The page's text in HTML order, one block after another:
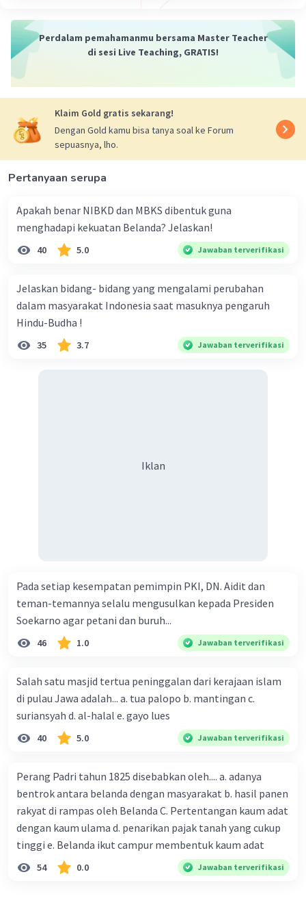
Perdalam pemahamanmu bersama Master Teacher
di sesi Live Teaching, GRATIS!
Klaim Gold gratis sekarang!
Dengan Gold kamu bisa tanya soal ke Forum
sepuasnya, lho.
Pertanyaan serupa
Apakah benar NIBKD dan MBKS dibentuk guna
menghadapi kekuatan Belanda? Jelaskan!
40 5.0 Jawaban terverifikasi
Jelaskan bidang- bidang yang mengalami perubahan
dalam masyarakat Indonesia saat masuknya pengaruh
Hindu-Budha !
35 3.7 Jawaban terverifikasi
Iklan
Pada setiap kesempatan pemimpin PKI, DN. Aidit dan
teman-temannya selalu mengusulkan kepada Presiden
Soekarno agar petani dan buruh...
46 1.0 Jawaban terverifikasi
Salah satu masjid tertua peninggalan dari kerajaan islam
di pulau Jawa adalah... a. tua palopo b. mantingan c.
suriansyah d. al-halal e. gayo lues
40 5.0 Jawaban terverifikasi
Perang Padri tahun 1825 disebabkan oleh.... a. adanya
bentrok antara belanda dengan masyarakat b. hasil panen
rakyat di rampas oleh Belanda C. Pertentangan kaum adat
dengan kaum ulama d. penarikan pajak tanah yang cukup
tinggi e. Belanda ikut campur membentuk kaum adat
54 0.0 Jawaban terverifikasi